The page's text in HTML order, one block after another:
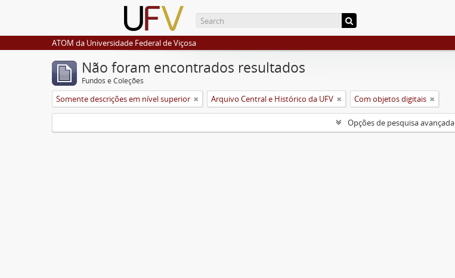
ATOM da Universidade Federal de Viçosa
Não foram encontrados resultados
Fundos e Coleções
Somente descrições em nível superior Arquivo Central e Histórico da UFV Com objetos digitais
Opções de pesquisa avançada